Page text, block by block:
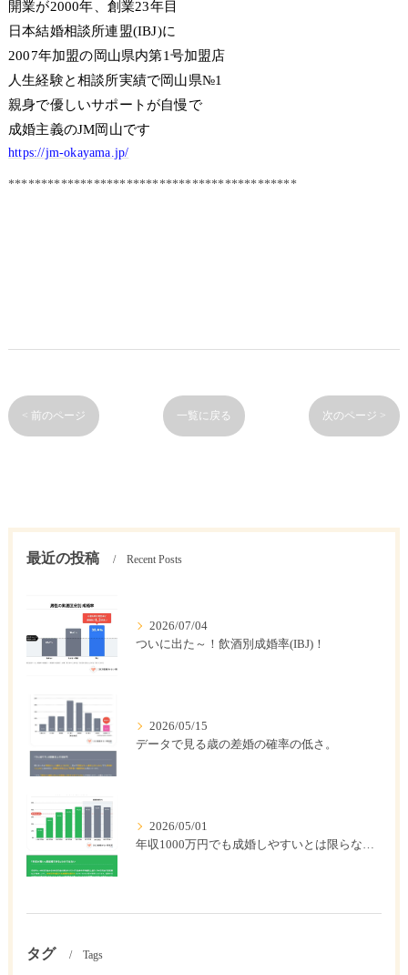
開業が2000年、創業23年目
日本結婚相談所連盟(IBJ)に
2007年加盟の岡山県内第1号加盟店
人生経験と相談所実績で岡山県№1
親身で優しいサポートが自慢で
成婚主義のJM岡山です
https://jm-okayama.jp/
********************************************
< 前のページ 一覧に戻る 次のページ >
最近の投稿 Recent Posts
2026/07/04
ついに出た～！飲酒別成婚率(IBJ)！
2026/05/15
データで見る歳の差婚の確率の低さ。
2026/05/01
年収1000万円でも成婚しやすいとは限らない? 「年収帯別の成婚率」のリアル
タグ Tags